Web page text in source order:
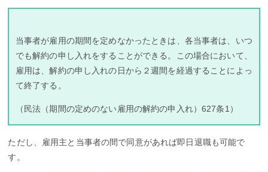
当事者が雇用の期間を定めなかったときは、各当事者は、いつ
でも解約の申し入れをすることができる。この場合において、
雇用は、解約の申し入れの日から２週間を経過することによっ
て終了する。
（民法（期間の定めのない雇用の解約の申入れ）627条1）
ただし、雇用主と当事者の間で同意があれば即日退職も可能で
す。